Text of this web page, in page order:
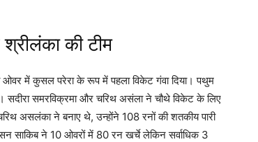
की टीम
में कुसल परेरा के रूप में पहला विकेट गंवा दिया। पथुम
सदीरा समरविक्रमा और चरिथ असंला ने चौथे विकेट के लिए
असलंका ने बनाए थे, उन्होंने 108 रनों की शतकीय पारी
साकिब ने 10 ओवरों में 80 रन खर्चे लेकिन सर्वाधिक 3